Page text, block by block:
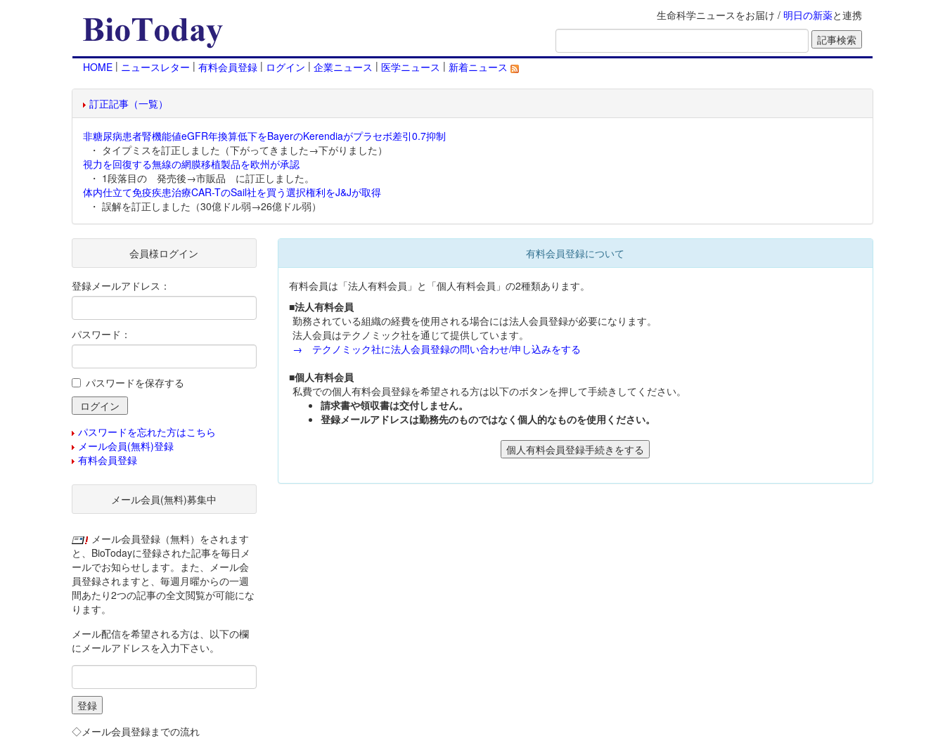
生命科学ニュースをお届け / 明日の新薬と連携
HOME | ニュースレター | 有料会員登録 | ログイン | 企業ニュース | 医学ニュース | 新着ニュース
訂正記事（一覧）
非糖尿病患者腎機能値eGFR年換算低下をBayerのKerendiaがプラセボ差引0.7抑制
・ タイプミスを訂正しました（下がってきました→下がりました）
視力を回復する無線の網膜移植製品を欧州が承認
・ 1段落目の 発売後→市販品 に訂正しました。
体内仕立て免疫疾患治療CAR-TのSail社を買う選択権利をJ&Jが取得
・ 誤解を訂正しました（30億ドル弱→26億ドル弱）
有料会員登録について
有料会員は「法人有料会員」と「個人有料会員」の2種類あります。
■法人有料会員
勤務されている組織の経費を使用される場合には法人会員登録が必要になります。
法人会員はテクノミック社を通じて提供しています。
→ テクノミック社に法人会員登録の問い合わせ/申し込みをする
■個人有料会員
私費での個人有料会員登録を希望される方は以下のボタンを押して手続きしてください。
請求書や領収書は交付しません。
登録メールアドレスは勤務先のものではなく個人的なものを使用ください。
会員様ログイン
登録メールアドレス：
パスワード：
パスワードを保存する
パスワードを忘れた方はこちら
メール会員(無料)登録
有料会員登録
メール会員(無料)募集中
メール会員登録（無料）をされます
と、BioTodayに登録された記事を毎日メ
ールでお知らせします。また、メール会
員登録されますと、毎週月曜からの一週
間あたり2つの記事の全文閲覧が可能にな
ります。
メール配信を希望される方は、以下の欄
にメールアドレスを入力下さい。
◇メール会員登録までの流れ